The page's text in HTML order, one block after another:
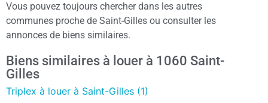
Vous pouvez toujours chercher dans les autres
communes proche de Saint-Gilles ou consulter les
annonces de biens similaires.
Biens similaires à louer à 1060 Saint-
Gilles
Triplex à louer à Saint-Gilles (1)